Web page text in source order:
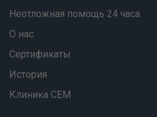
Неотложная помощь 24 часа
О нас
Сертификаты
История
Клиника СЕМ